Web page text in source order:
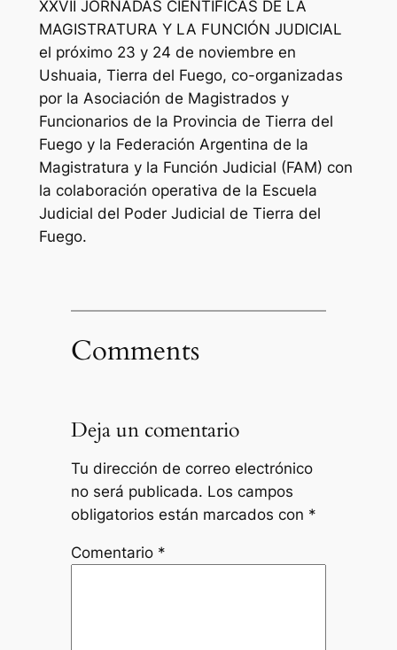
XXVII JORNADAS CIENTÍFICAS DE LA
MAGISTRATURA Y LA FUNCIÓN JUDICIAL
el próximo 23 y 24 de noviembre en
Ushuaia, Tierra del Fuego, co-organizadas
por la Asociación de Magistrados y
Funcionarios de la Provincia de Tierra del
Fuego y la Federación Argentina de la
Magistratura y la Función Judicial (FAM) con
la colaboración operativa de la Escuela
Judicial del Poder Judicial de Tierra del
Fuego.
Comments
Deja un comentario
Tu dirección de correo electrónico
no será publicada. Los campos
obligatorios están marcados con *
Comentario *